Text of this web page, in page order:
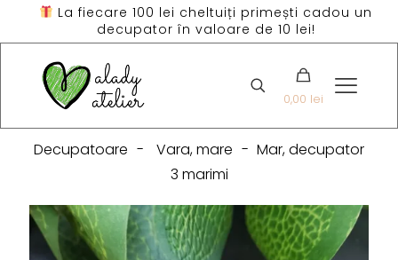
La fiecare 100 lei cheltuiți primești cadou un
decupator în valoare de 10 lei!
0,00 lei
Decupatoare - Vara, mare - Mar, decupator
3 marimi